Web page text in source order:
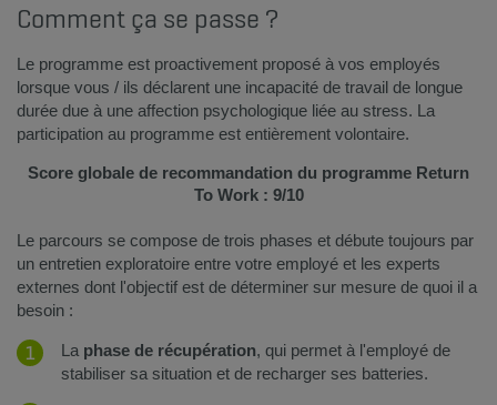
Comment ça se passe ?
Le programme est proactivement proposé à vos employés
lorsque vous / ils déclarent une incapacité de travail de longue
durée due à une affection psychologique liée au stress. La
participation au programme est entièrement volontaire.
Score globale de recommandation du programme Return
To Work : 9/10
Le parcours se compose de trois phases et débute toujours par
un entretien exploratoire entre votre employé et les experts
externes dont l'objectif est de déterminer sur mesure de quoi il a
besoin :
​La phase de récupération, qui permet à l'employé de
stabiliser sa situation et de recharger ses batteries.​